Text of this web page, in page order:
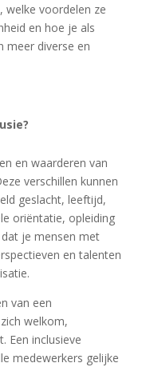
welke voordelen ze
en hoe je als
meer diverse en
en waarderen van
verschillen kunnen
geslacht, leeftijd,
oriëntatie, opleiding
je mensen met
en talenten
van een
welkom,
Een inclusieve
medewerkers gelijke